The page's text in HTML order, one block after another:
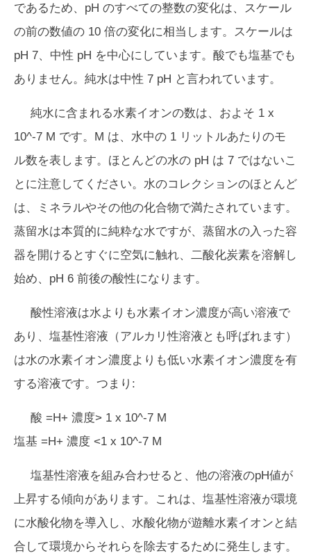
であるため、pH のすべての整数の変化は、スケール
の前の数値の 10 倍の変化に相当します。スケールは
pH 7、中性 pH を中心にしています。酸でも塩基でも
ありません。純水は中性 7 pH と言われています。
純水に含まれる水素イオンの数は、およそ 1 x
10^-7 M です。M は、水中の 1 リットルあたりのモ
ル数を表します。ほとんどの水の pH は 7 ではないこ
とに注意してください。水のコレクションのほとんど
は、ミネラルやその他の化合物で満たされています。
蒸留水は本質的に純粋な水ですが、蒸留水の入った容
器を開けるとすぐに空気に触れ、二酸化炭素を溶解し
始め、pH 6 前後の酸性になります。
酸性溶液は水よりも水素イオン濃度が高い溶液で
あり、塩基性溶液（アルカリ性溶液とも呼ばれます）
は水の水素イオン濃度よりも低い水素イオン濃度を有
する溶液です。つまり:
酸 =H+ 濃度> 1 x 10^-7 M
塩基 =H+ 濃度 <1 x 10^-7 M
塩基性溶液を組み合わせると、他の溶液のpH値が
上昇する傾向があります。これは、塩基性溶液が環境
に水酸化物を導入し、水酸化物が遊離水素イオンと結
合して環境からそれらを除去するために発生します。